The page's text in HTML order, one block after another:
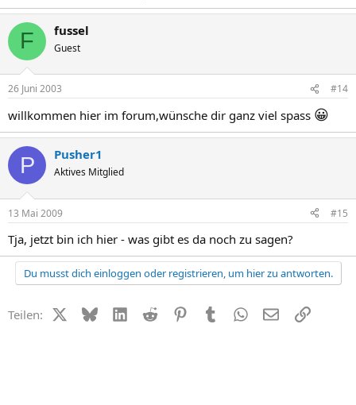
F fussel
Guest
26 Juni 2003 #14
willkommen hier im forum,wünsche dir ganz viel spass 😀
P Pusher1
Aktives Mitglied
13 Mai 2009 #15
Tja, jetzt bin ich hier - was gibt es da noch zu sagen?
Du musst dich einloggen oder registrieren, um hier zu antworten.
Teilen: X (Twitter)
BlueskyLinkedIn
Reddit PinterestTumblr WhatsApp
E-MailLink